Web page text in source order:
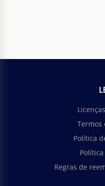
Termos
Política
Regras de